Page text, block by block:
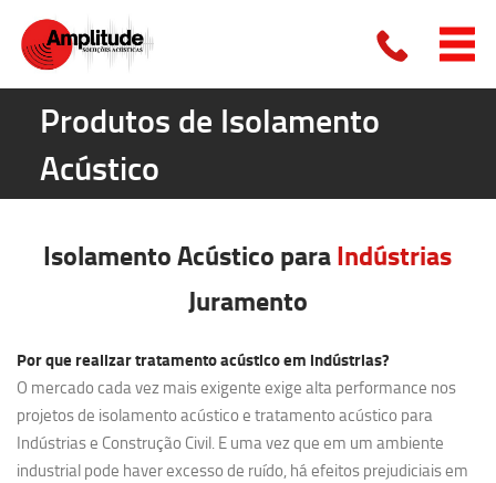
Produtos de Isolamento
Acústico
Isolamento Acústico paraIndústrias
Juramento
Por que realizar tratamento acústico em indústrias?
O mercado cada vez mais exigente exige alta performance nos
projetos de isolamento acústico e tratamento acústico para
Indústrias e Construção Civil. E uma vez que em um ambiente
industrial pode haver excesso de ruído, há efeitos prejudiciais em